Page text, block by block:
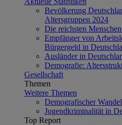
Bevölkerung
Altersgruppen 2024
Die reichsten
Empfänger von
Bürgergeld in
Ausländer in
Demografie:
Gesellschaft
Themen
Weitere Themen
Demografischer
Jugendkriminalität in
Top Report